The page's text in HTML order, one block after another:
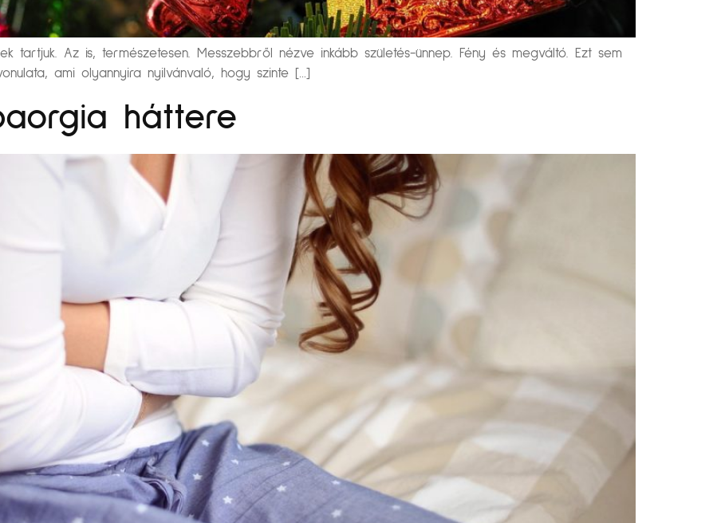
tartjuk. Az is, természetesen. Messzebbről nézve inkább születés-ünnep. Fény és megváltó. Ezt sem
ami olyannyira nyilvánvaló, hogy szinte […]
háttere